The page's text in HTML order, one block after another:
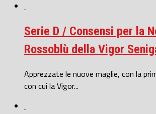
Serie D / Consensi per la
Rossoblù della Vigor
Apprezzate le nuove maglie, con la
con cui la Vigor...